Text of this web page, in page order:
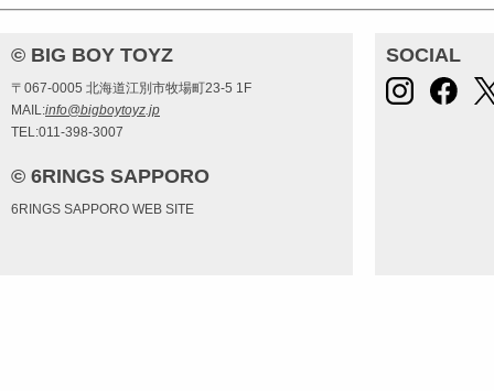
© BIG BOY TOYZ
〒067-0005 北海道江別市牧場町23-5 1F
MAIL:info@bigboytoyz.jp
TEL:011-398-3007
© 6RINGS SAPPORO
6RINGS SAPPORO WEB SITE
SOCIAL